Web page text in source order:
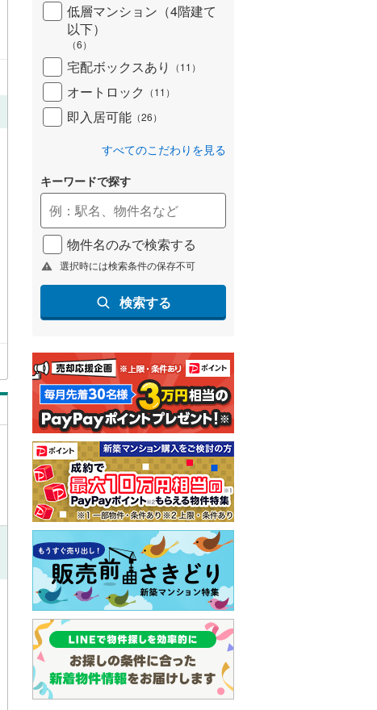
低層マンション（4階建て
以下）
（6）
宅配ボックスあり （11 ）
オートロック （11 ）
即入居可能 （26）
すべてのこだわりを見る
キーワードで探す
物件名のみで検索する
選択時には検索条件の保存不可
検索する